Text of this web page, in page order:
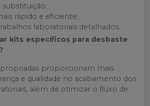
substituição;
rápido e eficiente;
laboratoriais detalhados.
kits específicos para desbaste
proporcionam mais
e qualidade no acabamento dos
além de otimizar o fluxo de